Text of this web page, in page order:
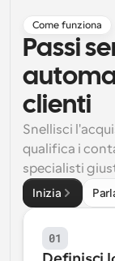
Flussi di
Blog
Rimani
Riunioni
Incontrare
Link di
Come funziona
Passi
clienti
Snellisci
qualifica i
specialisti
Inizia
01